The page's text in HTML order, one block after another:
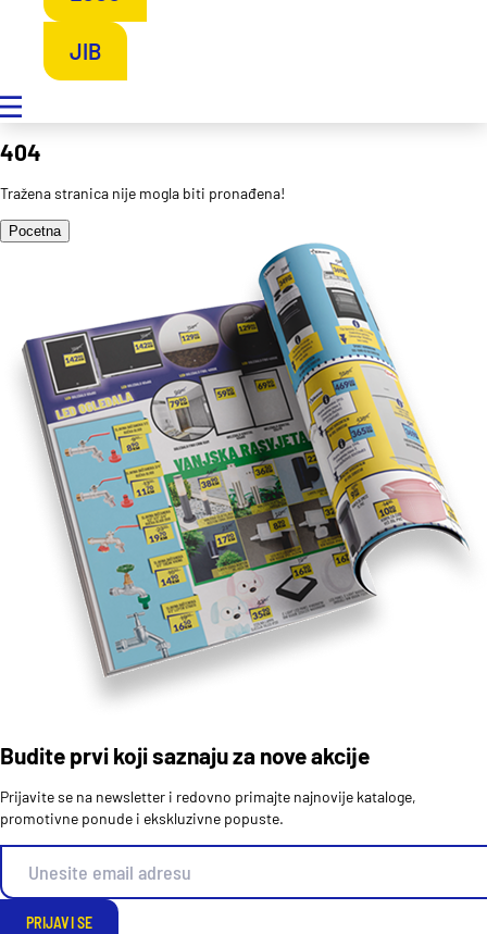
JIB
404
Tražena stranica nije mogla biti pronađena!
Pocetna
Budite prvi koji saznaju za nove akcije
Prijavite se na newsletter i redovno primajte najnovije kataloge,
promotivne ponude i ekskluzivne popuste.
PRIJAVI SE